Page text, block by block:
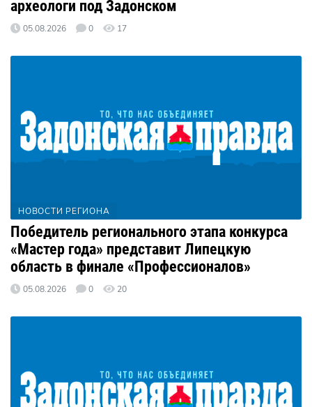
археологи под Задонском
05.08.2026 0 17
НОВОСТИ РЕГИОНА
Победитель регионального этапа конкурса
«Мастер года» представит Липецкую
область в финале «Профессионалов»
05.08.2026 0 20